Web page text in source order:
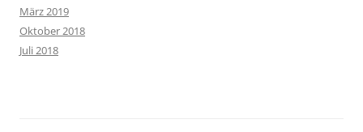
März 2019
Oktober 2018
Juli 2018